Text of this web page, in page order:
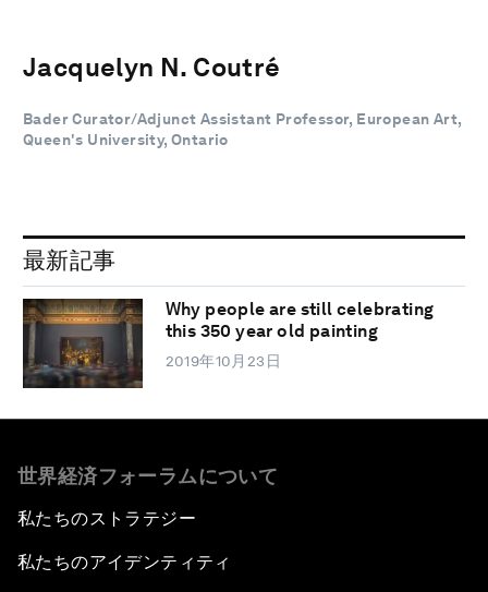
Jacquelyn N. Coutré
Bader Curator/Adjunct Assistant Professor, European Art,
Queen's University, Ontario
最新記事
Why people are still celebrating
this 350 year old painting
2019年10月23日
世界経済フォーラムについて
私たちのストラテジー
私たちのアイデンティティ